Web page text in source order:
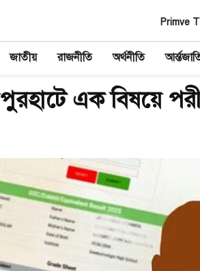
Primve
জাতীয় রাজনীতি অর্থনীতি
এক বিষয়ে